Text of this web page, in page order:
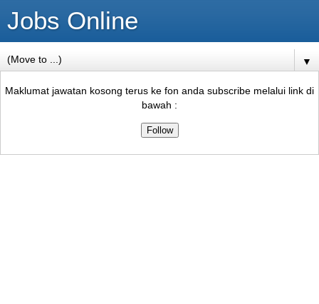
Jobs Online
▼
Maklumat jawatan kosong terus ke fon anda subscribe melalui link di
bawah :